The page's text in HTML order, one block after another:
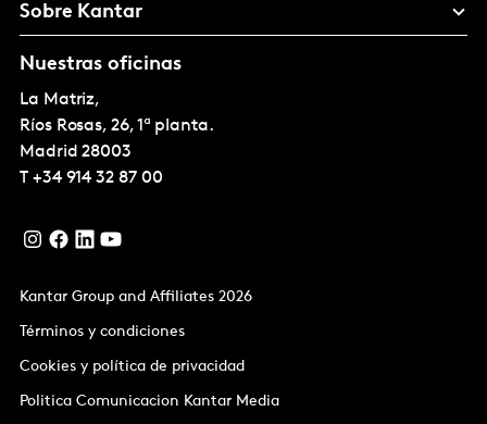
Sobre Kantar
Nuestras oficinas
La Matriz,
Ríos Rosas, 26, 1ª planta.
Madrid 28003
T +34 914 32 87 00
Kantar Group and Affiliates 2026
Términos y condiciones
Cookies y política de privacidad
Politica Comunicacion Kantar Media